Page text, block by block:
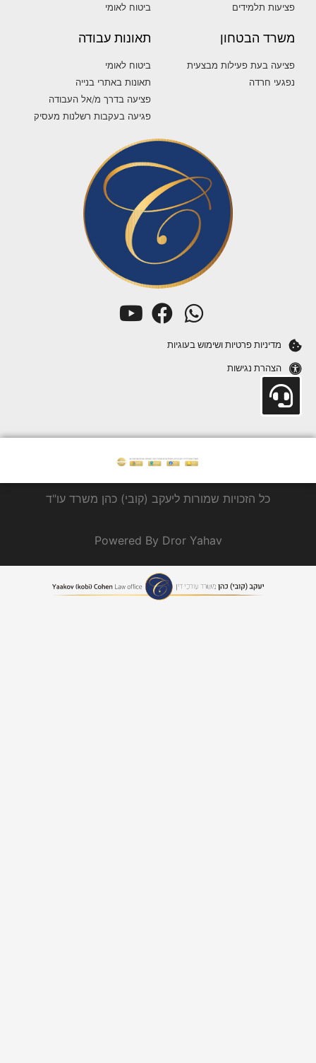
פציעות תלמידים
ביטוח לאומי
משרד הבטחון
פציעה בעת פעילות מבצעית
נפגעי חרדה
תאונות עבודה
ביטוח לאומי
תאונות באתרי בנייה
פציעה בדרך מ/אל העבודה
פגיעה בעקבות רשלנות מעסיק
מדיניות פרטיות ושימוש בעוגיות
הצהרת נגישות
כל הזכויות שמורות ליעקב (קובי) כהן משרד עו"ד
Powered By Dror Yahav